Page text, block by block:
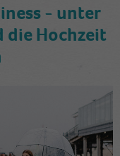
- unter
die Hochzeit